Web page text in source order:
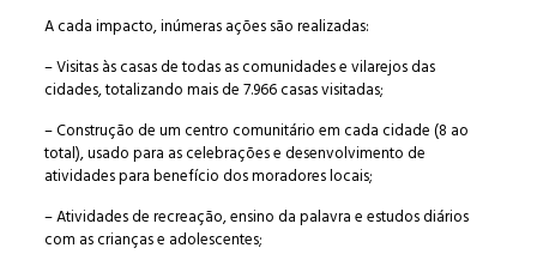
A cada impacto, inúmeras ações são realizadas:
– Visitas às casas de todas as comunidades e vilarejos das
cidades, totalizando mais de 7.966 casas visitadas;
– Construção de um centro comunitário em cada cidade (8 ao
total), usado para as celebrações e desenvolvimento de
atividades para benefício dos moradores locais;
– Atividades de recreação, ensino da palavra e estudos diários
com as crianças e adolescentes;